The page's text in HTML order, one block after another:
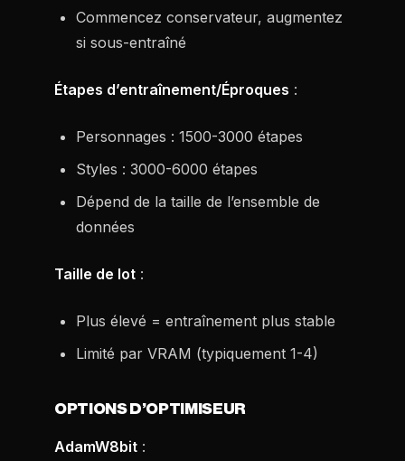
Commencez conservateur, augmentez
si sous-entraîné
Étapes d’entraînement/Éproques :
Personnages : 1500-3000 étapes
Styles : 3000-6000 étapes
Dépend de la taille de l’ensemble de
données
Taille de lot :
Plus élevé = entraînement plus stable
Limité par VRAM (typiquement 1-4)
OPTIONS D’OPTIMISEUR
AdamW8bit :